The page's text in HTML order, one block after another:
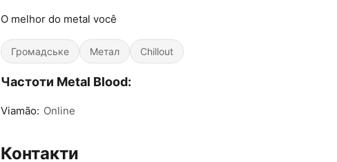
O melhor do metal você
Громадське Метал Chillout
Частоти Metal Blood:
Viamão: Online
Контакти